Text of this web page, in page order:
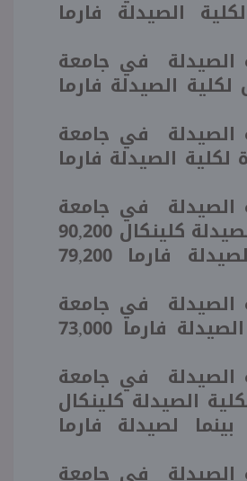
الصيدلة فارما
الصيدلة في جامعة
الصيدلة فارما
الصيدلة في جامعة
لكلية الصيدلة فارما
الصيدلة في جامعة
دراية لكلية الصيدلة كلينكال 90,200
جنيه، بينما لصيدلة فارما 79,200
الصيدلة في جامعة
ميريت لكلية الصيدلة فارما 73,000
الصيدلة في جامعة
الصيدلة كلينكال
بينما لصيدلة فارما
الصيدلة في جامعة